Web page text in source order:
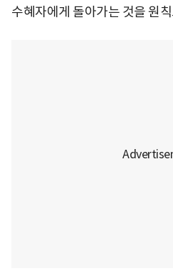
수혜자에게 돌아가는 것을 원